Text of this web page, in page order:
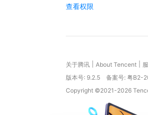
查看权限
关于腾讯 About Tencent
版本号: 9.2.5 备案号: 粤B2-
Copyright ©2021-2026